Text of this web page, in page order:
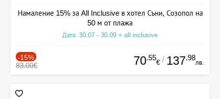
Намаление 15% за All Inclusive в хотел Съни, Созопол на
50 м от плажа
Дата: 30.07 - 30.09 + all inclusive
-15%
83.00€ 70.55
€ / 137.98
лв.